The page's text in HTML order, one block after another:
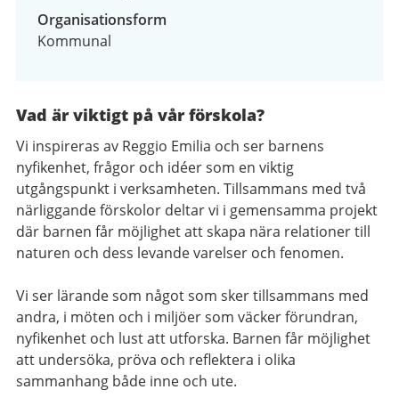
Organisationsform
Kommunal
Vad är viktigt på vår förskola?
Vi inspireras av Reggio Emilia och ser barnens
nyfikenhet, frågor och idéer som en viktig
utgångspunkt i verksamheten. Tillsammans med två
närliggande förskolor deltar vi i gemensamma projekt
där barnen får möjlighet att skapa nära relationer till
naturen och dess levande varelser och fenomen.
Vi ser lärande som något som sker tillsammans med
andra, i möten och i miljöer som väcker förundran,
nyfikenhet och lust att utforska. Barnen får möjlighet
att undersöka, pröva och reflektera i olika
sammanhang både inne och ute.